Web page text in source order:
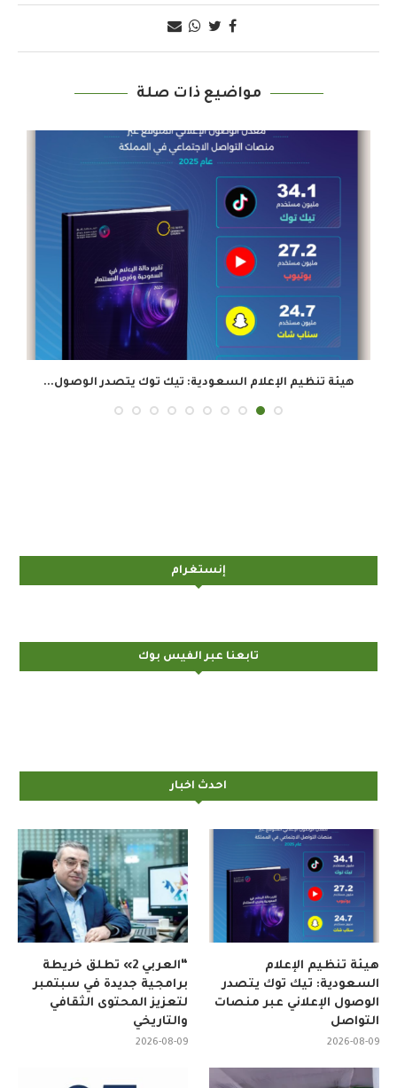
مواضيع ذات صلة
هيئة تنظيم الإعلام السعودية: تيك توك يتصدر الوصول...
إنستغرام
تابعنا عبر الفيس بوك
احدث اخبار
“العربي 2» تطلق خريطة
برامجية جديدة في سبتمبر
لتعزيز المحتوى الثقافي
والتاريخي
2026-08-09
هيئة تنظيم الإعلام
السعودية: تيك توك يتصدر
الوصول الإعلاني عبر منصات
التواصل
2026-08-09